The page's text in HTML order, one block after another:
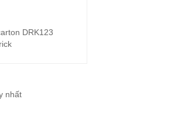
Đọc tiếpDRK123
nhất